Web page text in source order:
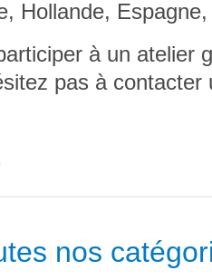
Hollande,
à un atelier
pas à
nos